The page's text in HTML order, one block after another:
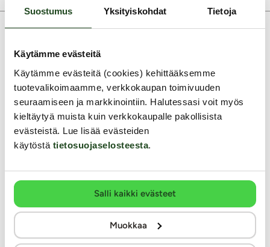
Suostumus Yksityiskohdat Tietoja
Käytämme evästeitä
Käytämme evästeitä (cookies) kehittääksemme
tuotevalikoimaamme, verkkokaupan toimivuuden
seuraamiseen ja markkinointiin. Halutessasi voit myös
kieltäytyä muista kuin verkkokaupalle pakollisista
evästeistä. Lue lisää evästeiden
käytöstä tietosuojaselosteesta.
Salli kaikki evästeet
Muokkaa
Asiakaspalvelu ark. 8 - 15
0400-380566
info@kaalimato.com
Palautukset ja hyvitykset
Noutopiste ja toimisto
Kaalimato.com
04260 Kerava
Arkisin klo 8 - 15